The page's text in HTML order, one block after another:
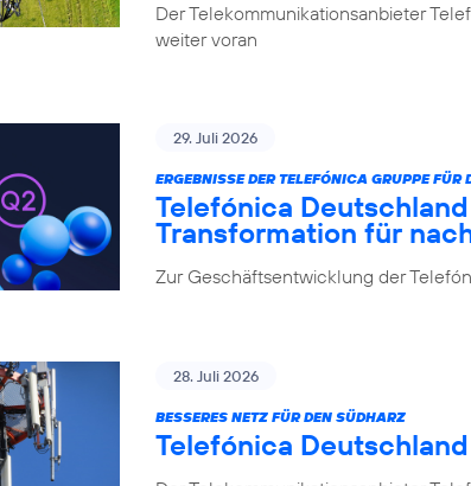
Der Telekommunikationsanbieter
weiter voran
29. Juli 2026
ERGEBNISSE DER TELEFÓNICA GRUPPE
Telefónica
Transformation für
Zur Geschäftsentwicklung der
28. Juli 2026
BESSERES NETZ FÜR DEN SÜDHARZ
Telefónica